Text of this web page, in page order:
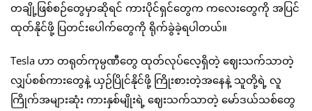
တချို့ဖြစ်စဉ်တွေမှာဆိုရင် ကားပိုင်ရှင်တွေက ကလေးတွေကို အပြင်
ထုတ်နိုင်ဖို့ ပြတင်းပေါက်တွေကို ရိုက်ခွဲခဲ့ရပါတယ်။
Tesla ဟာ တရုတ်ကုမ္ပဏီတွေ ထုတ်လုပ်လေ့ရှိတဲ့ ဈေးသက်သာတဲ့
လျှပ်စစ်ကားတွေနဲ့ ယှဉ်ပြိုင်နိုင်ဖို့ ကြိုးစားတဲ့အနေနဲ့ သူတို့ရဲ့ လူ
ကြိုက်အများဆုံး ကားနှစ်မျိုးရဲ့ ဈေးသက်သာတဲ့ မော်ဒယ်သစ်တွေ